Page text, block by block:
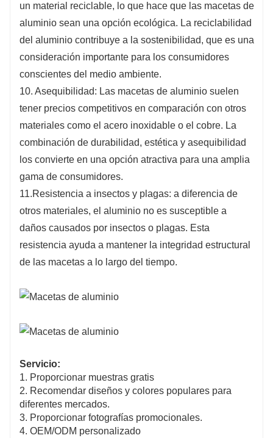
un material reciclable, lo que hace que las macetas de
aluminio sean una opción ecológica. La reciclabilidad
del aluminio contribuye a la sostenibilidad, que es una
consideración importante para los consumidores
conscientes del medio ambiente.
10. Asequibilidad: Las macetas de aluminio suelen
tener precios competitivos en comparación con otros
materiales como el acero inoxidable o el cobre. La
combinación de durabilidad, estética y asequibilidad
los convierte en una opción atractiva para una amplia
gama de consumidores.
11.Resistencia a insectos y plagas: a diferencia de
otros materiales, el aluminio no es susceptible a
daños causados ​​por insectos o plagas. Esta
resistencia ayuda a mantener la integridad estructural
de las macetas a lo largo del tiempo.
Servicio:
1. Proporcionar muestras gratis
2. Recomendar diseños y colores populares para
diferentes mercados.
3. Proporcionar fotografías promocionales.
4. OEM/ODM personalizado